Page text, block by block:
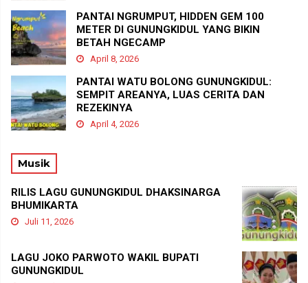
PANTAI NGRUMPUT, HIDDEN GEM 100
METER DI GUNUNGKIDUL YANG BIKIN
BETAH NGECAMP
April 8, 2026
PANTAI WATU BOLONG GUNUNGKIDUL:
SEMPIT AREANYA, LUAS CERITA DAN
REZEKINYA
April 4, 2026
Musik
RILIS LAGU GUNUNGKIDUL DHAKSINARGA
BHUMIKARTA
Juli 11, 2026
LAGU JOKO PARWOTO WAKIL BUPATI
GUNUNGKIDUL